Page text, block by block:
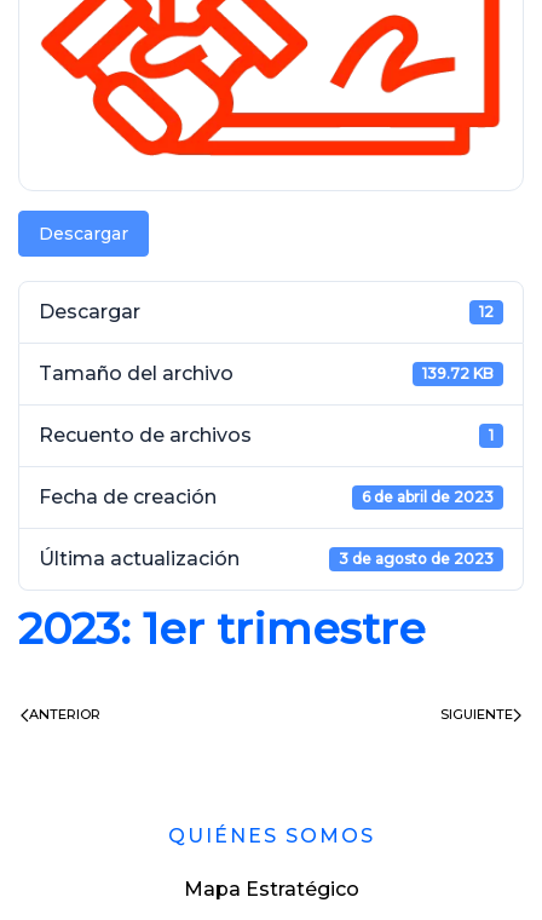
Descargar
Descargar 12
Tamaño del archivo 139.72 KB
Recuento de archivos 1
Fecha de creación 6 de abril de 2023
Última actualización 3 de agosto de 2023
2023: 1er trimestre
ANTERIOR SIGUIENTE
QUIÉNES SOMOS
Mapa Estratégico